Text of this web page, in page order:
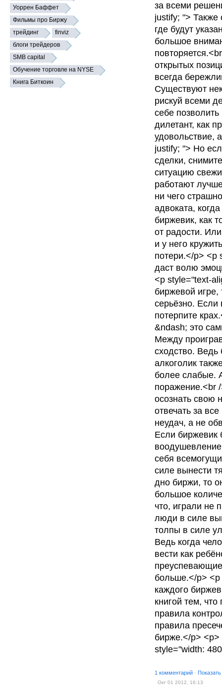
Уоррен Баффет
Фильмы про Биржу
трейдинг
finviz
блоги трейдеров
SMB capital
Обучение торговле на NYSE
Книга Биткоин
за всеми
justify; "> Также
где будут
большое
открытых
всегда
Существуют
рискуй всеми
себе
дилетант, как
удовольствие,
justify; "> Но
сделки,
ситуацию
работают
ни чего
адвоката,
биржевик, как
от радости.
и у него
потери.</p> <p
даст волю
<p style="text-
биржевой игре,
серьёзно.
потерпите
&ndash; это
Между
сходство. Ведь
алкоголик
более слабые.
поражение.<br
осознать свою
отвечать за
неудач, а не
Если биржевик
себя
силе вынести
дно биржи, то
большое
что, играли не
люди в силе
толпы в силе
Ведь когда
вести как
больше.</p> <p
каждого
книгой тем,
правила
правила
бирже.</p> <p>
style="width:
1 комментарий ·
Окт 01 2012, 16:13